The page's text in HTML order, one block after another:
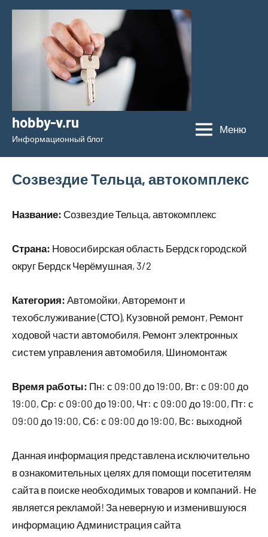
Перейти
содержимому
hobby-v.ru
Информационный блог
Меню
Созвездие Тельца, автокомплекс
Название: Созвездие Тельца, автокомплекс
Страна: Новосибирская область Бердск городской
округ Бердск Черёмушная, 3/2
Категория: Автомойки, Авторемонт и
техобслуживание (СТО), Кузовной ремонт, Ремонт
ходовой части автомобиля, Ремонт электронных
систем управления автомобиля, Шиномонтаж
Время работы: Пн: с 09:00 до 19:00, Вт: с 09:00 до
19:00, Ср: с 09:00 до 19:00, Чт: с 09:00 до 19:00, Пт: с
09:00 до 19:00, Сб: с 09:00 до 19:00, Вс: выходной
Данная информация представлена исключительно
в ознакомительных целях для помощи посетителям
сайта в поиске необходимых товаров и компаний. Не
является рекламой! За неверную и изменившуюся
информацию Администрация сайта